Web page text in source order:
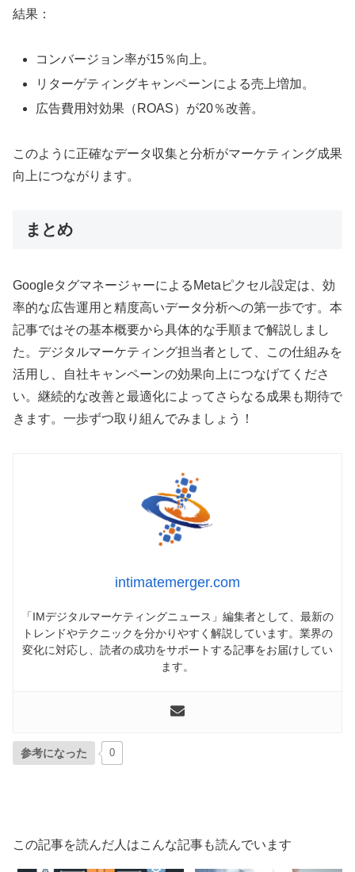
結果：
コンバージョン率が15％向上。
リターゲティングキャンペーンによる売上増加。
広告費用対効果（ROAS）が20％改善。
このように正確なデータ収集と分析がマーケティング成果
向上につながります。
まとめ
GoogleタグマネージャーによるMetaピクセル設定は、効
率的な広告運用と精度高いデータ分析への第一歩です。本
記事ではその基本概要から具体的な手順まで解説しまし
た。デジタルマーケティング担当者として、この仕組みを
活用し、自社キャンペーンの効果向上につなげてくださ
い。継続的な改善と最適化によってさらなる成果も期待で
きます。一歩ずつ取り組んでみましょう！
intimatemerger.com
「IMデジタルマーケティングニュース」編集者として、最新の
トレンドやテクニックを分かりやすく解説しています。業界の
変化に対応し、読者の成功をサポートする記事をお届けしてい
ます。
参考になった 0
この記事を読んだ人はこんな記事も読んでいます